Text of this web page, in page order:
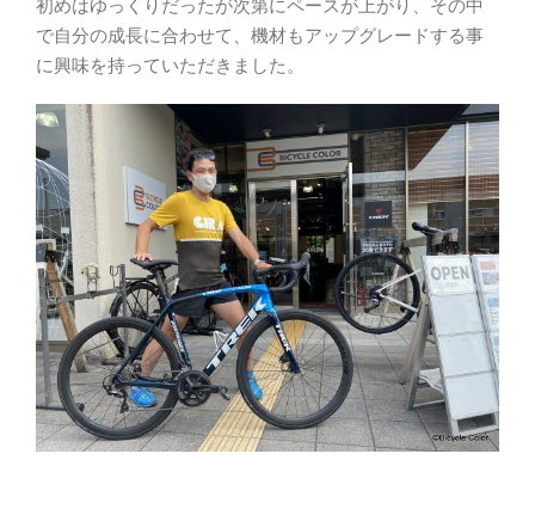
初めはゆっくりだったが次第にペースが上がり、その中
で自分の成長に合わせて、機材もアップグレードする事
に興味を持っていただきました。